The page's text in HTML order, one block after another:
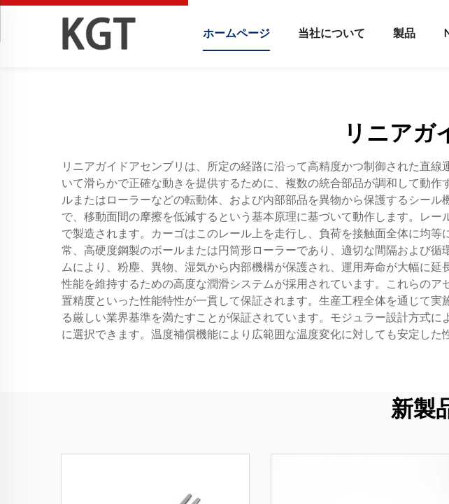
ホームページ 当社について 製品
リニアガ
リニアガイドアセンブリは、所定の経路に沿って高精度かつ制御された直
いて滑らかで正確な動きを提供するために、複数の統合部品が調和して動
ルまたはローラーなどの転動体、および内部部品を異物から保護するシー
で、移動面間の摩擦を低減するという基本原理に基づいて動作します。レ
で製造されます。カーゴはこのレール上を走行し、負荷を接触面全体に均
常、高硬度鋼製のボールまたは円筒形ローラーであり、適切な間隔および
ムにより、粉塵、異物、湿気から内部機構が保護され、運用寿命が大幅に
性能を維持するための高度な潤滑システムが採用されています。これらの
置精度といった性能特性が一貫して保証されます。生産工程全体を通じて
る厳しい業界基準を満たすことが保証されています。モジュラー設計方式
に選択できます。温度補償機能により広範囲な温度変化に対しても安定し
新製